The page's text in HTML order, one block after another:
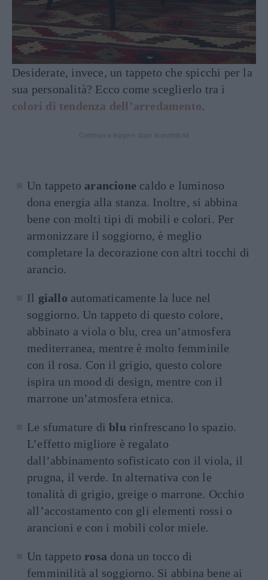
Desiderate, invece, un tappeto che spicchi per la
sua personalità? Ecco come sceglierlo tra i
colori di tendenza dell’arredamento.
Un tappeto arancione caldo e luminoso
dona energia alla stanza. Inoltre, si abbina
bene con molti tipi di mobili e colori. Per
armonizzare il soggiorno, è meglio
completare la decorazione con altri tocchi di
arancio.
Il giallo automaticamente la luce nel
soggiorno. Un tappeto di questo colore,
abbinato a viola o blu, crea un’atmosfera
mediterranea, mentre è molto femminile
con il rosa. Con il grigio, questo colore
ispira un mood di design, mentre con il
marrone un’atmosfera etnica.
Le sfumature diblu rinfrescano lo spazio.
L’effetto migliore è regalato
dall’abbinamento sofisticato con il viola, il
prugna, il verde. In alternativa con le
tonalità di grigio, greige o marrone. Occhio
all’accostamento con gli elementi rossi o
arancioni e con i mobili color miele.
Un tappeto rosa dona un tocco di
femminilità al soggiorno. Si abbina bene ai